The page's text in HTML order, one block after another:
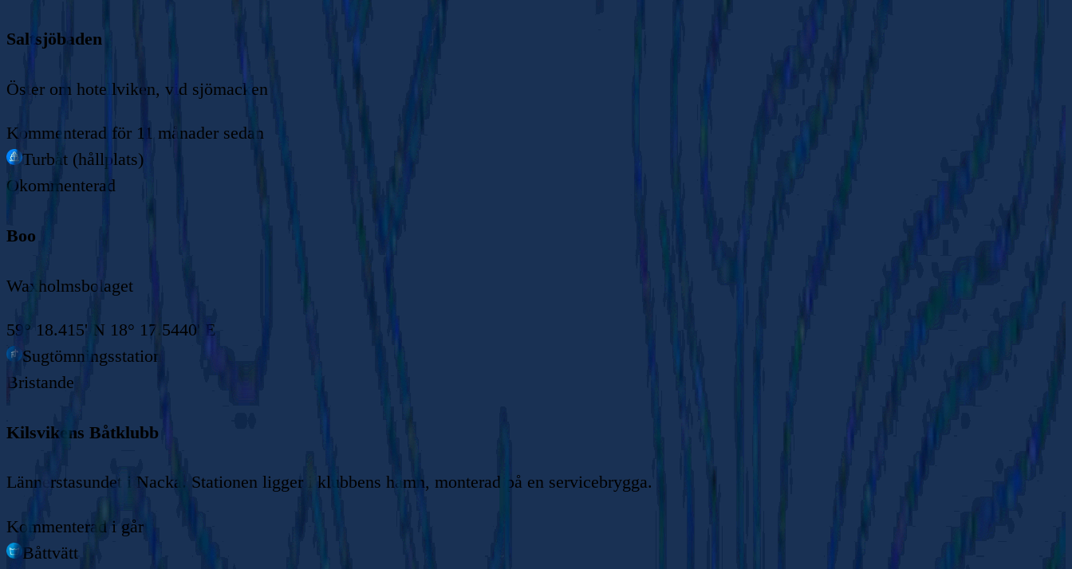
Saltsjöbaden
Öster om hotellviken, vid sjömacken
Kommenterad för 11 månader sedan
Turbåt (hållplats)
Okommenterad
Boo
Waxholmsbolaget
59° 18.415' N 18° 17.5440' E
Sugtömningsstation
Bristande
Kilsvikens Båtklubb
Lännerstasundet i Nacka. Stationen ligger i klubbens hamn, monterad på en servicebrygga.
Kommenterad i går
Båttvätt